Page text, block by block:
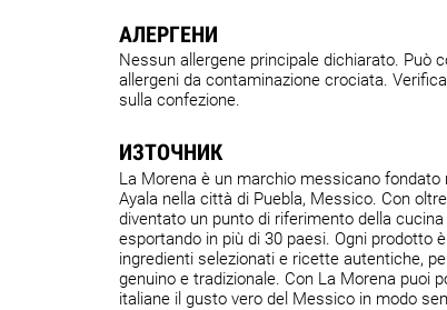
АЛЕРГЕНИ
Nessun allergene principale dichiarato. Può
allergeni da contaminazione crociata.
sulla confezione.
ИЗТОЧНИК
La Morena è un marchio messicano fondato
Ayala nella città di Puebla, Messico. Con
diventato un punto di riferimento della
esportando in più di 30 paesi. Ogni prodotto
ingredienti selezionati e ricette autentiche,
genuino e tradizionale. Con La Morena puoi
italiane il gusto vero del Messico in modo